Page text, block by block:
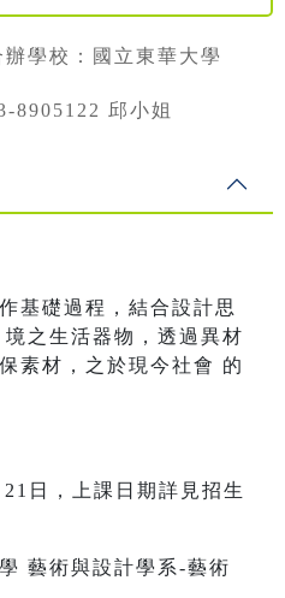
辦學校：國立東華大學
8905122 邱小姐
基礎過程，結合設計思
之生活器物，透過異材
素材，之於現今社會 的
日，上課日期詳見招生
藝術與設計學系-藝術